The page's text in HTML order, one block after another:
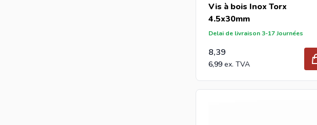
Vis à bois Inox Torx
4.5x30mm
Delai de livraison 3-17 Journées
8,39
6,99